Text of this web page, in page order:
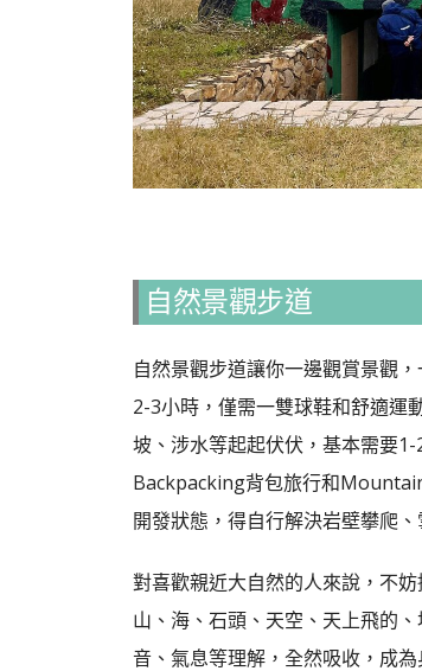
自然景觀步道
自然景觀步道讓你一邊觀賞景觀
2-3小時，僅需一雙球鞋和舒適運
坡、涉水等起起伏伏，基本需要
Backpacking背包旅行和
開發狀態，得自行解決岩壁攀爬
對喜歡親近大自然的人來說，不
山、海、石頭、天空、天上飛的
音、氣息等理解，全然吸收，成為